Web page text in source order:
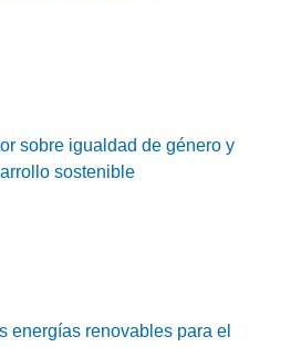
sobre igualdad de género y
sostenible
energías renovables para el